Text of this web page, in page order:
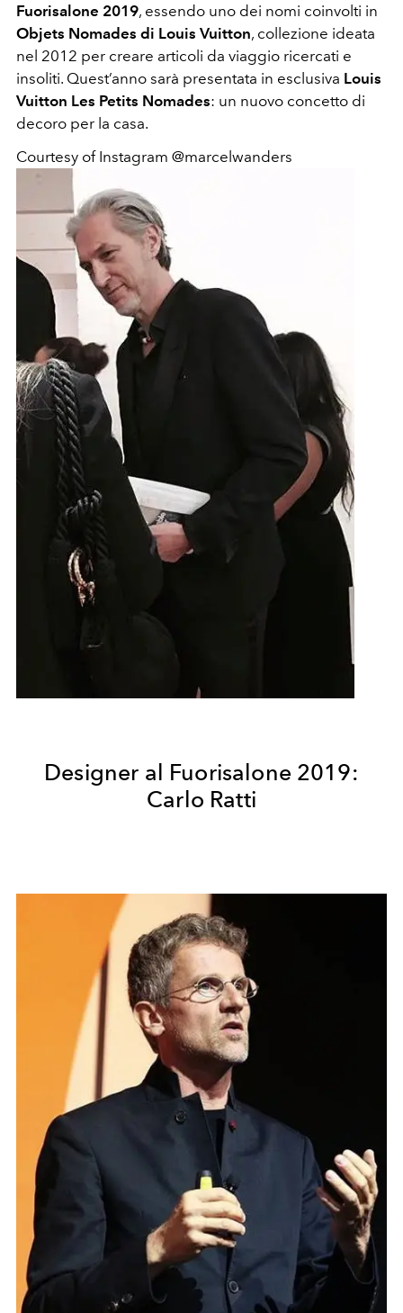
Fuorisalone 2019, essendo uno dei nomi coinvolti in
Objets Nomades di Louis Vuitton, collezione ideata
nel 2012 per creare articoli da viaggio ricercati e
insoliti. Quest’anno sarà presentata in esclusiva Louis
Vuitton Les Petits Nomades: un nuovo concetto di
decoro per la casa.
Courtesy of Instagram @marcelwanders
Designer al Fuorisalone 2019:
Carlo Ratti